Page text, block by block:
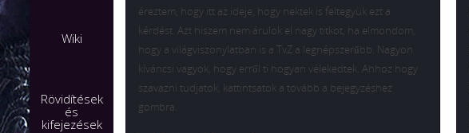
Wiki
Rövidítések
és
kifejezések
éreztem, hogy itt az ideje, hogy nektek is feltegyük ezt a
kérdést. Azt hiszem nem árulok el nagy titkot, ha elmondom,
hogy a világviszonylatban is a TvZ a legnépszerűbb. Nagyon
kíváncsi vagyok, hogy erről ti hogyan vélekedtek. Ahhoz hogy
szavazni tudjatok, kattintsatok a tovább a bejegyzéshez
gombra.